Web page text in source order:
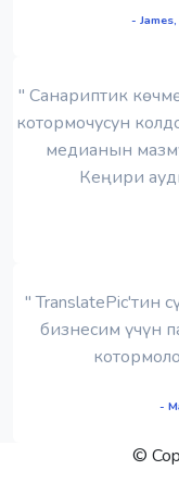
-
" Санариптик
котормочусун
медианын
Кеңири
" TranslatePic'тин
бизнесим үчүн
-
©